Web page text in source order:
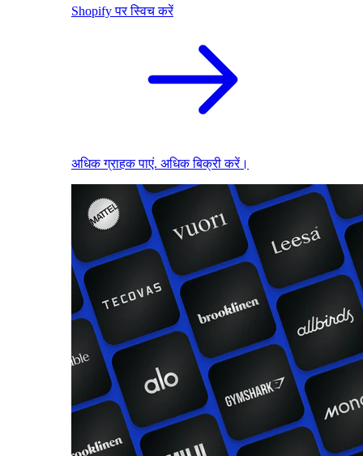
Shopify पर स्विच करें
अधिक ग्राहक पाएं. अधिक बिक्री करें।